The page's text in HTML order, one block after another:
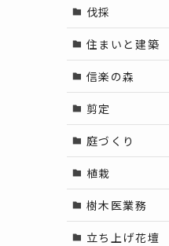
伐採
住まいと建築
信楽の森
剪定
庭づくり
植栽
樹木医業務
立ち上げ花壇